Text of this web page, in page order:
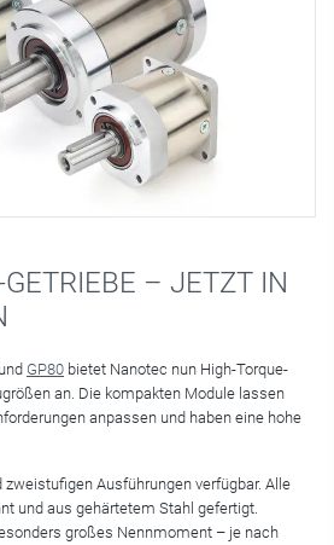
GETRIEBE – JETZT IN
und GP80 bietet Nanotec nun High-Torque-
an. Die kompakten Module lassen
anpassen und haben eine hohe
zweistufigen Ausführungen verfügbar. Alle
und aus gehärtetem Stahl gefertigt.
großes Nennmoment – je nach